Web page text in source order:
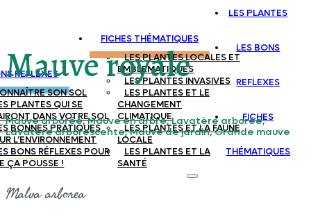
REFLEXES
SON SOL
PLANTES QUI SE
DANS VOTRE SOL
BONNES PRATIQUES
L’ENVIRONNEMENT
BONS RÉFLEXES POUR
ÇA POUSSE !
FICHES THÉMATIQUES
LES PLANTES LOCALES ET
EMBLEMATIQUES
LES PLANTES INVASIVES
LES PLANTES ET LE
CHANGEMENT
CLIMATIQUE
LES PLANTES ET LA FAUNE
LOCALE
LES PLANTES ET LA
SANTÉ
LES PLANTES
LES BONS
REFLEXES
FICHES
THÉMATIQUES
Mauve royale
Mauve arborée, Mauve en arbre, Lavatère arborée,
Lavatère arborescente, Mauve de jardin, Grande mauve
Malva arborea